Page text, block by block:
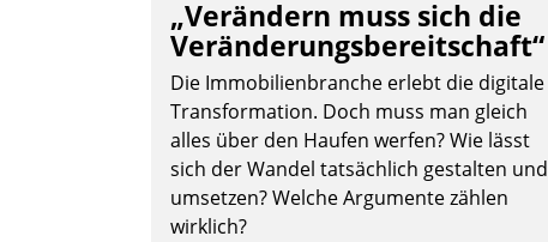
„Verändern muss sich die
Veränderungsbereitschaft“
Die Immobilienbranche erlebt die digitale
Transformation. Doch muss man gleich
alles über den Haufen werfen? Wie lässt
sich der Wandel tatsächlich gestalten und
umsetzen? Welche Argumente zählen
wirklich?